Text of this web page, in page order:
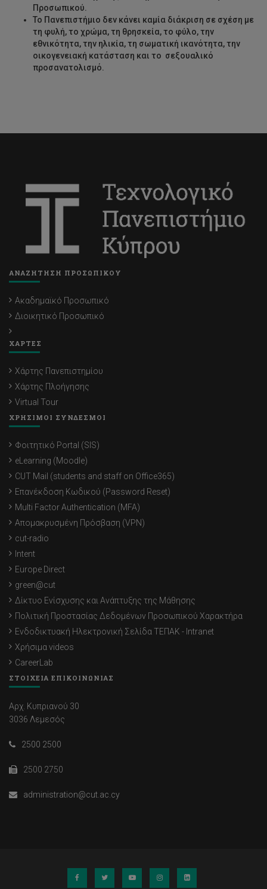
Προσωπικού.
Το Πανεπιστήμιο δεν κάνει καμία διάκριση σε σχέση με
τη φυλή, το χρώμα, τη θρησκεία, το φύλο, την
εθνικότητα, την ηλικία, τη σωματική ικανότητα, την
οικογενειακή κατάσταση και το σεξουαλικό
προσανατολισμό.
ΑΝΑΖΗΤΗΣΗ ΠΡΟΣΩΠΙΚΟΥ
Ακαδημαϊκό Προσωπικό
Διοικητικό Προσωπικό
ΧΑΡΤΕΣ
Χάρτης Πανεπιστημίου
Χάρτης Πλοήγησης
Virtual Tour
ΧΡΗΣΙΜΟΙ ΣΥΝΔΕΣΜΟΙ
Φοιτητικό Portal (SIS)
eLearning (Moodle)
CUT Mail (students and staff on Office365)
Επανέκδοση Κωδικού (Password Reset)
Multi Factor Authentication (MFA)
Απομακρυσμένη Πρόσβαση (VPN)
cut-radio
Intent
Europe Direct
green@cut
Δίκτυο Ενίσχυσης και Ανάπτυξης της Μάθησης
Πολιτική Προστασίας Δεδομένων Προσωπικού Χαρακτήρα
Ενδοδικτυακή Ηλεκτρονική Σελίδα ΤΕΠΑΚ - Intranet
Χρήσιμα videos
CareerLab
ΣΤΟΙΧΕΙΑ ΕΠΙΚΟΙΝΩΝΙΑΣ
Αρχ. Κυπριανού 30
3036 Λεμεσός
2500 2500
2500 2750
administration@cut.ac.cy